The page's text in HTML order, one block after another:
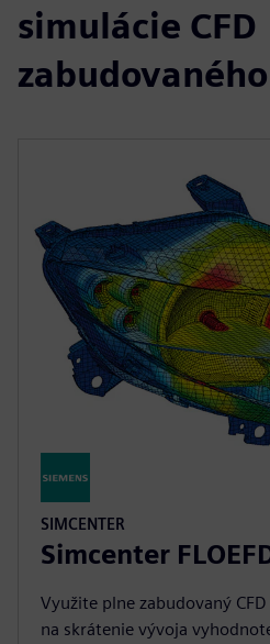
simulácie CFD
SIMCENTER
Simcenter
Využite plne zabudovaný
na skrátenie vývoja